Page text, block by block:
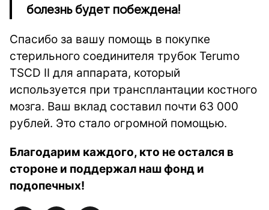
болезнь будет побеждена!
Спасибо за вашу помощь в покупке
стерильного соединителя трубок Terumo
TSCD II для аппарата, который
используется при трансплантации костного
мозга. Ваш вклад составил почти 63 000
рублей. Это стало огромной помощью.
Благодарим каждого, кто не остался в
стороне и поддержал наш фонд и
подопечных!